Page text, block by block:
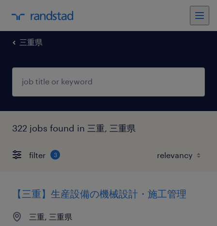
三重県
322 jobs found in 三重, 三重県
filter 3
【三重】生産設備の機械設計・施工管理
三重, 三重県